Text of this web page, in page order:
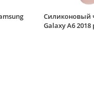
Силиконовый
Galaxy A6